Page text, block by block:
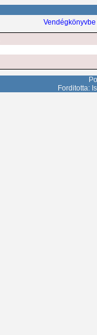
Forditotta: